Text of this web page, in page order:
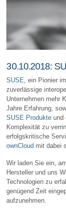
30.10.2018:
SUSE, ein Pionier
zuverlässige
Unternehmen mehr
Jahre Erfahrung,
SUSE Produkte und
Komplexität zu
erfolgskritische
ownCloud mit dabei
Wir laden Sie ein,
Hersteller und uns
Technologien zu
genügend Zeit
aufzunehmen.